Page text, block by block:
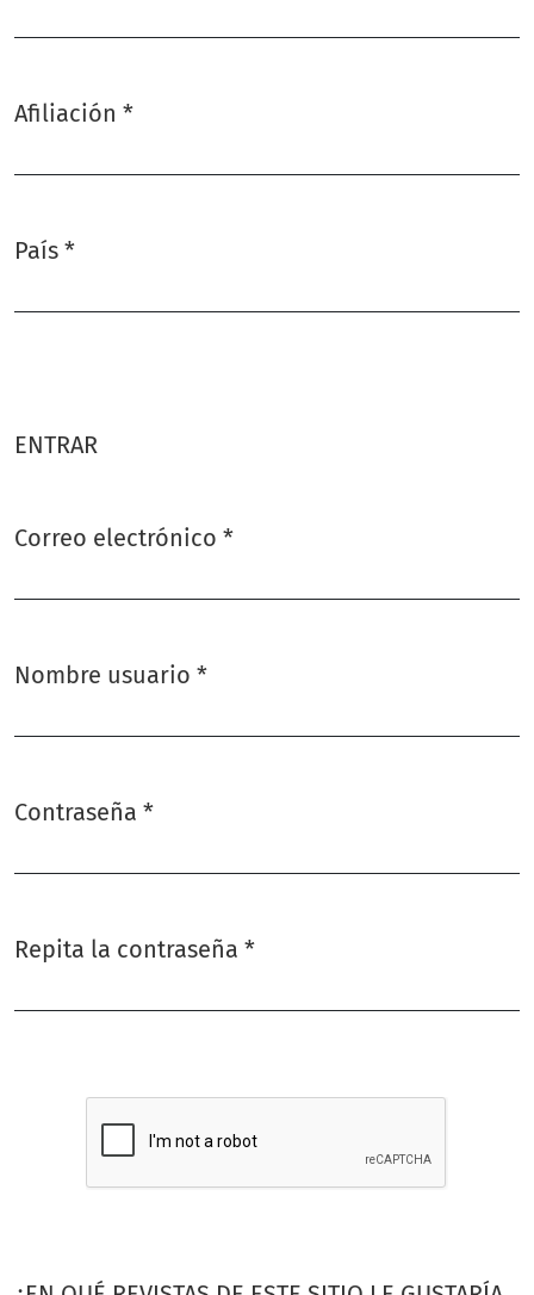
Afiliación *
País *
ENTRAR
Correo electrónico *
Nombre usuario *
Contraseña *
Repita la contraseña *